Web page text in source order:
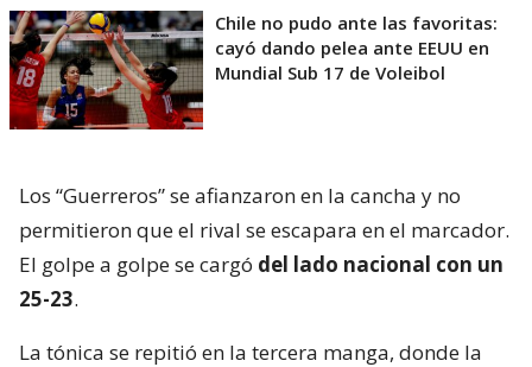
Chile no pudo ante las favoritas:
cayó dando pelea ante EEUU en
Mundial Sub 17 de Voleibol
Los “Guerreros” se afianzaron en la cancha y no
permitieron que el rival se escapara en el marcador.
El golpe a golpe se cargó del lado nacional con un
25-23.
La tónica se repitió en la tercera manga, donde la